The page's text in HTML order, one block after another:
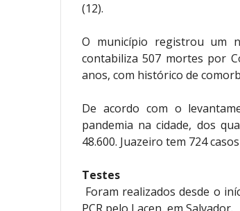
(12).
O município registrou um
contabiliza 507 mortes por
anos, com histórico de
De acordo com o
pandemia na cidade, dos
48.600. Juazeiro tem 724
Testes
Foram realizados desde o